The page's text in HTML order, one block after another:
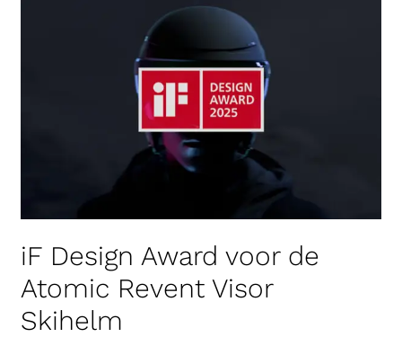
iF Design Award voor de
Atomic Revent Visor
Skihelm